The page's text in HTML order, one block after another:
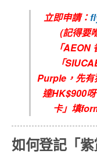
立即申請：
(記得要
「AEON
「
Purple，先有
達HK$900
卡」填
如何登記「